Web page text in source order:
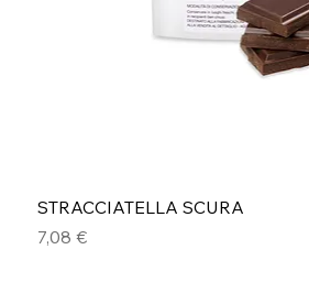
STRACCIATELLA SCURA
Prezzo
7,08 €